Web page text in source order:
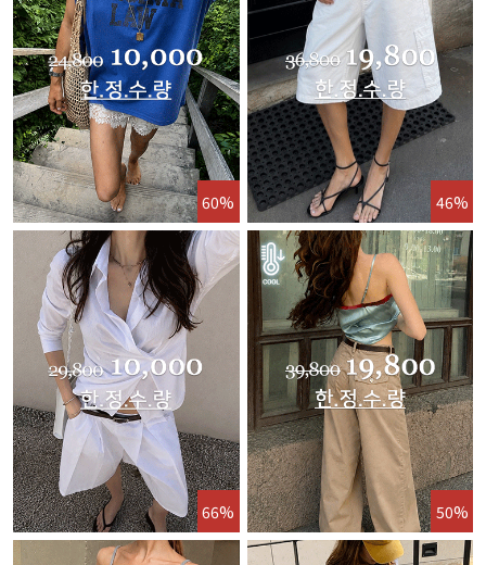
60% 46%
66% 50%